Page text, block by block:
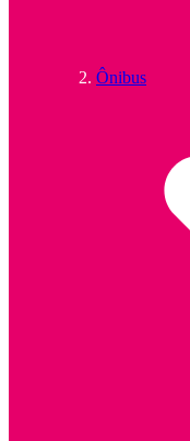
Ônibus